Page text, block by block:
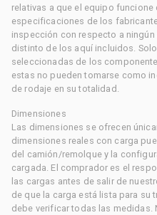
relativas a que el equipo funcione
especificaciones de los
inspección con respecto a
distinto de los aquí incluidos.
seleccionadas de los
estas no pueden tomarse como
de rodaje en su totalidad.
Dimensiones
Las dimensiones se ofrecen
dimensiones reales con carga
del camión/remolque y la
cargada. El comprador es el
las cargas antes de salir de
de que la carga está lista para su
debe verificar todas las